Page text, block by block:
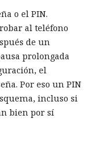
o el PIN.
al teléfono
de un
prolongada
el
Por eso un PIN
incluso si
bien por sí